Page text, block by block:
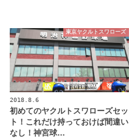
東京ヤクルトスワローズ
2018.8.6
初めてのヤクルトスワローズセッ
ト！これだけ持っておけば間違い
なし！神宮球…